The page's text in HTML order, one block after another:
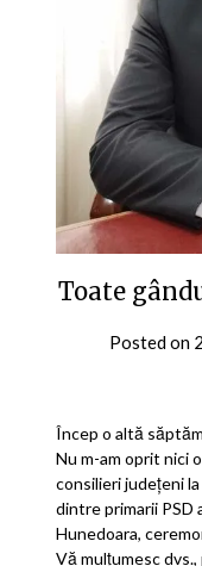
Toate
Posted on
Încep o altă
Nu m-am oprit nici
consilieri județeni
dintre primarii PSD
Hunedoara,
Vă mulțumesc